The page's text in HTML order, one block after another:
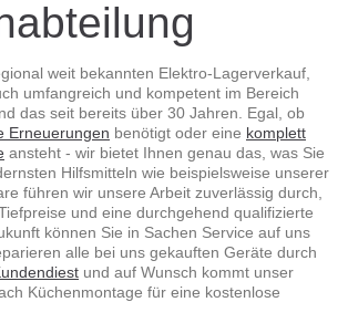
weit bekannten Elektro-Lagerverkauf,
umfangreich und kompetent im Bereich
das seit bereits über 30 Jahren. Egal, ob
Erneuerungen benötigt oder eine komplett
ansteht - wir bietet Ihnen genau das, was Sie
Hilfsmitteln wie beispielsweise unserer
führen wir unsere Arbeit zuverlässig durch,
und eine durchgehend qualifizierte
können Sie in Sachen Service auf uns
alle bei uns gekauften Geräte durch
und auf Wunsch kommt unser
Küchenmontage für eine kostenlose